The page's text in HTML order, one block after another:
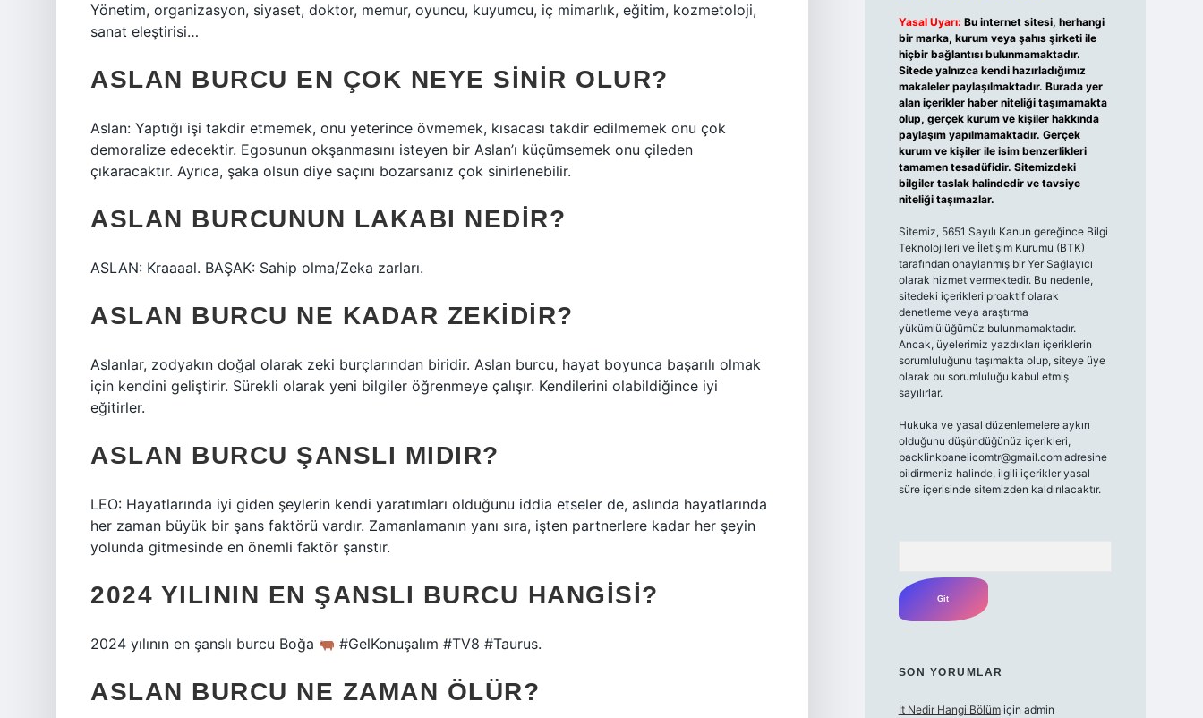
Yönetim, organizasyon, siyaset, doktor, memur, oyuncu, kuyumcu, iç mimarlık, eğitim, kozmetoloji,
sanat eleştirisi…
ASLAN BURCU EN ÇOK NEYE SINIR OLUR?
Aslan: Yaptığı işi takdir etmemek, onu yeterince övmemek, kısacası takdir edilmemek onu çok
demoralize edecektir. Egosunun okşanmasını isteyen bir Aslan’ı küçümsemek onu çileden
çıkaracaktır. Ayrıca, şaka olsun diye saçını bozarsanız çok sinirlenebilir.
ASLAN BURCUNUN LAKABI NEDIR?
ASLAN: Kraaaal. BAŞAK: Sahip olma/Zeka zarları.
ASLAN BURCU NE KADAR ZEKIDIR?
Aslanlar, zodyakın doğal olarak zeki burçlarından biridir. Aslan burcu, hayat boyunca başarılı olmak
için kendini geliştirir. Sürekli olarak yeni bilgiler öğrenmeye çalışır. Kendilerini olabildiğince iyi
eğitirler.
ASLAN BURCU ŞANSLI MIDIR?
LEO: Hayatlarında iyi giden şeylerin kendi yaratımları olduğunu iddia etseler de, aslında hayatlarında
her zaman büyük bir şans faktörü vardır. Zamanlamanın yanı sıra, işten partnerlere kadar her şeyin
yolunda gitmesinde en önemli faktör şanstır.
2024 YILININ EN ŞANSLI BURCU HANGISI?
2024 yılının en şanslı burcu Boğa #GelKonuşalım #TV8 #Taurus.
ASLAN BURCU NE ZAMAN ÖLÜR?
Yasal Uyarı: Bu internet sitesi, herhangi
bir marka, kurum veya şahıs şirketi ile
hiçbir bağlantısı bulunmamaktadır.
Sitede yalnızca kendi hazırladığımız
makaleler paylaşılmaktadır. Burada yer
alan içerikler haber niteliği taşımamakta
olup, gerçek kurum ve kişiler hakkında
paylaşım yapılmamaktadır. Gerçek
kurum ve kişiler ile isim benzerlikleri
tamamen tesadüfidir. Sitemizdeki
bilgiler taslak halindedir ve tavsiye
niteliği taşımazlar.
Sitemiz, 5651 Sayılı Kanun gereğince Bilgi
Teknolojileri ve İletişim Kurumu (BTK)
tarafından onaylanmış bir Yer Sağlayıcı
olarak hizmet vermektedir. Bu nedenle,
sitedeki içerikleri proaktif olarak
denetleme veya araştırma
yükümlülüğümüz bulunmamaktadır.
Ancak, üyelerimiz yazdıkları içeriklerin
sorumluluğunu taşımakta olup, siteye üye
olarak bu sorumluluğu kabul etmiş
sayılırlar.
Hukuka ve yasal düzenlemelere aykırı
olduğunu düşündüğünüz içerikleri,
backlinkpanelicomtr@gmail.comadresine
bildirmeniz halinde, ilgili içerikler yasal
süre içerisinde sitemizden kaldırılacaktır.
SON YORUMLAR
It Nedir Hangi Bölümiçin admin